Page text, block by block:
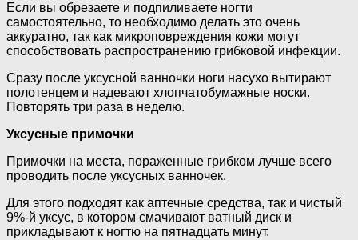
Если вы обрезаете и подпиливаете ногти
самостоятельно, то необходимо делать это очень
аккуратно, так как микроповреждения кожи могут
способствовать распространению грибковой инфекции.
Сразу после уксусной ванночки ноги насухо вытирают
полотенцем и надевают хлопчатобумажные носки.
Повторять три раза в неделю.
Уксусные примочки
Примочки на места, пораженные грибком лучше всего
проводить после уксусных ванночек.
Для этого подходят как аптечные средства, так и чистый
9%-й уксус, в котором смачивают ватный диск и
прикладывают к ногтю на пятнадцать минут.